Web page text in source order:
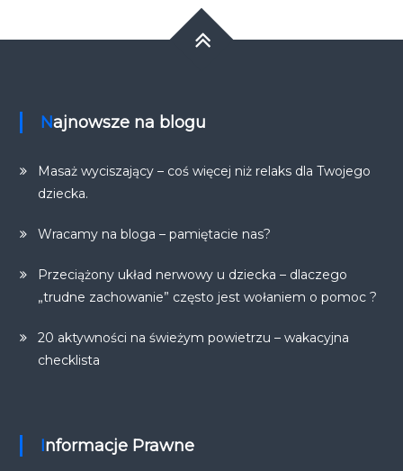
Najnowsze na blogu
Masaż wyciszający – coś więcej niż relaks dla Twojego
dziecka.
Wracamy na bloga – pamiętacie nas?
Przeciążony układ nerwowy u dziecka – dlaczego
„trudne zachowanie” często jest wołaniem o pomoc ?
20 aktywności na świeżym powietrzu – wakacyjna
checklista
Informacje Prawne